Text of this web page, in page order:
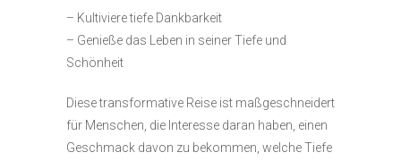
– Kultiviere tiefe Dankbarkeit
– Genieße das Leben in seiner Tiefe und
Schönheit
Diese transformative Reise ist maßgeschneidert
für Menschen, die Interesse daran haben, einen
Geschmack davon zu bekommen, welche Tiefe